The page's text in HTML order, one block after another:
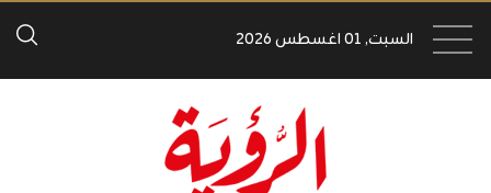
السبت, 01 اغسطس 2026